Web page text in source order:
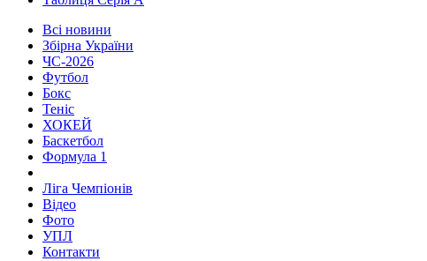
Всі новини
Збірна України
ЧС-2026
Футбол
Бокс
Теніс
ХОКЕЙ
Баскетбол
Формула 1
Ліга Чемпіонів
Відео
Фото
УПЛ
Контакти